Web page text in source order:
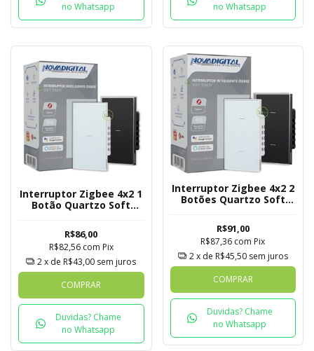
no Whatsapp
no Whatsapp
Interruptor Zigbee 4x2 1
Botão Quartzo Soft
R$86,00
R$82,56 com Pix
2x de R$43,00 sem juros
COMPRAR
Duvidas? Chame
no Whatsapp
Interruptor Zigbee 4x2 2
Botões Quartzo Soft
R$91,00
R$87,36 com Pix
2x de R$45,50 sem juros
COMPRAR
Duvidas? Chame
no Whatsapp